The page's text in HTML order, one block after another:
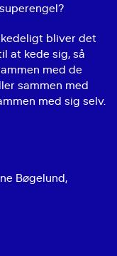
bliver det
at kede sig, så
med de
sammen med
med sig selv.
Bøgelund,